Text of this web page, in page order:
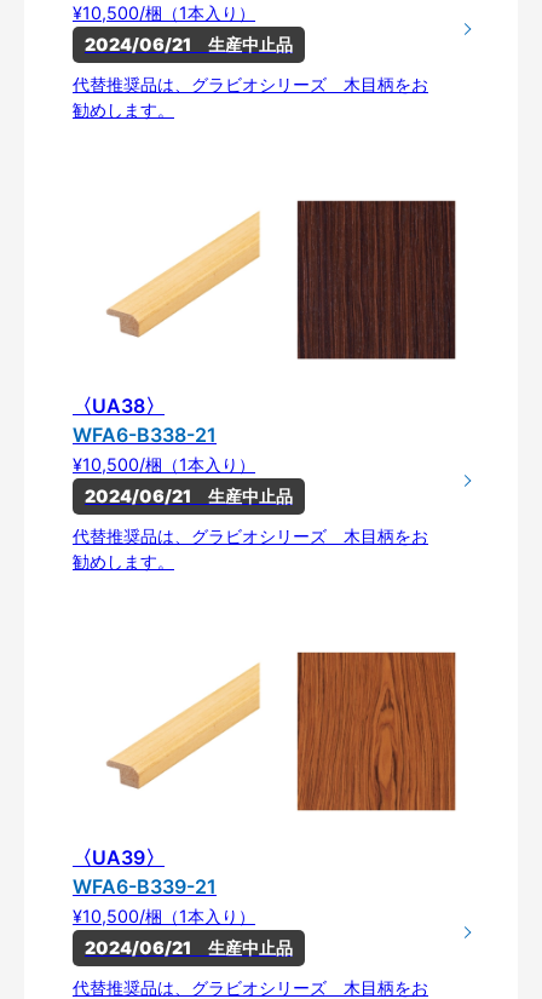
¥10,500/梱（1本入り）
2024/06/21　生産中止品
代替推奨品は、グラビオシリーズ 木目柄をお
勧めします。
〈UA38〉
WFA6-B338-21
¥10,500/梱（1本入り）
2024/06/21　生産中止品
代替推奨品は、グラビオシリーズ 木目柄をお
勧めします。
〈UA39〉
WFA6-B339-21
¥10,500/梱（1本入り）
2024/06/21　生産中止品
代替推奨品は、グラビオシリーズ 木目柄をお